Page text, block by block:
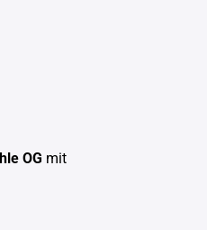
OG mit